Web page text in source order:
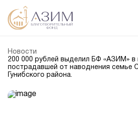
Новости
200 000 рублей выделил БФ «АЗИМ»
пострадавшей от наводнения семье
Гунибского района.